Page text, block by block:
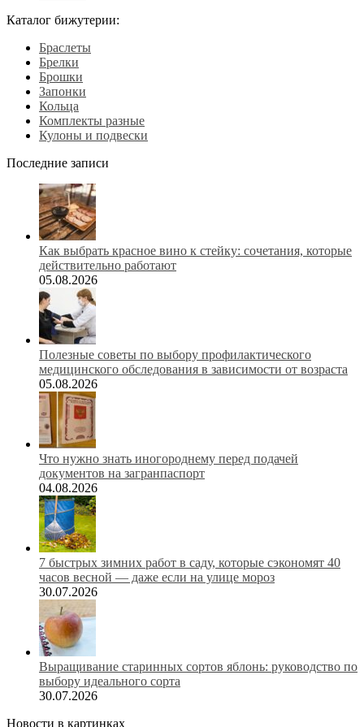
Каталог бижутерии:
Браслеты
Брелки
Брошки
Запонки
Кольца
Комплекты разные
Кулоны и подвески
Последние записи
Как выбрать красное вино к стейку: сочетания, которые
действительно работают
05.08.2026
Полезные советы по выбору профилактического
медицинского обследования в зависимости от возраста
05.08.2026
Что нужно знать иногороднему перед подачей
документов на загранпаспорт
04.08.2026
7 быстрых зимних работ в саду, которые сэкономят 40
часов весной — даже если на улице мороз
30.07.2026
Выращивание старинных сортов яблонь: руководство по
выбору идеального сорта
30.07.2026
Новости в картинках